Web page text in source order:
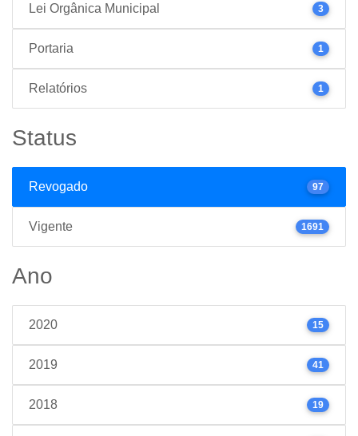
Lei Orgânica Municipal 3
Portaria 1
Relatórios 1
Status
Revogado 97
Vigente 1691
Ano
2020 15
2019 41
2018 19